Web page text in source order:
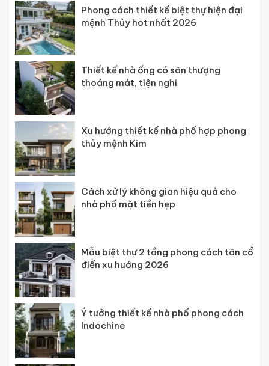
Phong cách thiết kế biệt thự hiện đại
mệnh Thủy hot nhất 2026
Thiết kế nhà ống có sân thượng
thoáng mát, tiện nghi
Xu hướng thiết kế nhà phố hợp phong
thủy mệnh Kim
Cách xử lý không gian hiệu quả cho
nhà phố mặt tiền hẹp
Mẫu biệt thự 2 tầng phong cách tân cổ
điển xu hướng 2026
Ý tưởng thiết kế nhà phố phong cách
Indochine